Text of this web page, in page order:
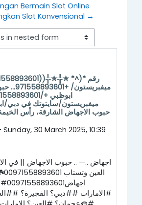
Bermain Slot Online
Slot Konvensional →
✯╬
ميفبريستون/سايتوتك في دبي/
حبوب الاجهاض الشارقة، رأس
Sunday, 30 March 2025, 10:39
0
اجهاض ..— .. حبوب الاجهاض || في
#الامارات ##دبي؟ الفجيرة؟